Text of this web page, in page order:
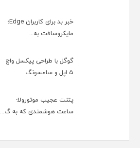
خبر بد برای کاربران Edge؛
مایکروسافت به‌...
گوگل با طراحی پیکسل واچ
۵ اپل و سامسونگ ...
پتنت عجیب موتورولا؛
ساعت هوشمندی که به گ...